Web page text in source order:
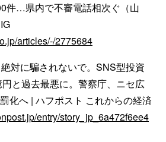
…県内で不審電話相次ぐ（山
articles/-/2775684
対に騙されないで。SNS型投資
と過去最悪に。警察庁、ニセ広
化へ | ハフポスト これからの経済
entry/story_jp_6a472f6ee4